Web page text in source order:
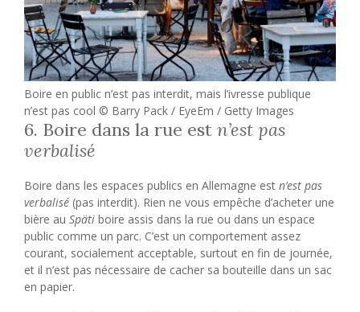
Boire en public n’est pas interdit, mais l’ivresse publique
n’est pas cool © Barry Pack / EyeEm / Getty Images
6. Boire dans la rue est n’est pas
verbalisé
Boire dans les espaces publics en Allemagne est n’est pas
verbalisé (pas interdit). Rien ne vous empêche d’acheter une
bière au Späti boire assis dans la rue ou dans un espace
public comme un parc. C’est un comportement assez
courant, socialement acceptable, surtout en fin de journée,
et il n’est pas nécessaire de cacher sa bouteille dans un sac
en papier.